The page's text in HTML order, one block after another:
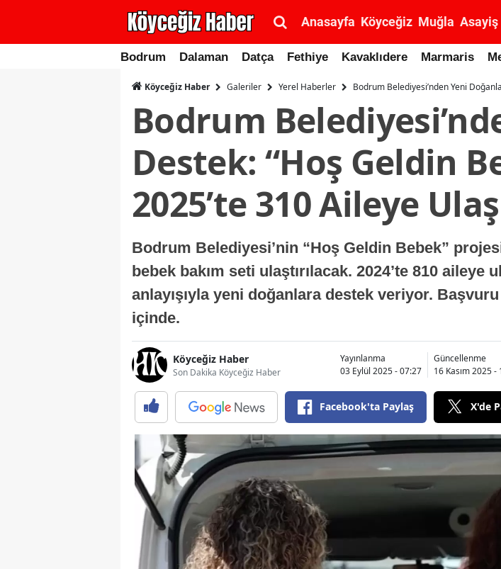
Anasayfa Köyceğiz Muğla Asayiş
Bodrum Dalaman Datça Fethiye Kavaklıdere Marmaris
Köyceğiz Haber Galeriler Yerel Haberler Bodrum Belediyesi’nden Yeni
Bodrum
Destek: “Hoş Geldin
2025’te 310 Aileye
Bodrum Belediyesi’nin “Hoş Geldin Bebek”
bebek bakım seti ulaştırılacak. 2024’te 810
anlayışıyla yeni doğanlara destek veriyor.
içinde.
Köyceğiz Haber
Son Dakika Köyceğiz Haber
Yayınlanma
03 Eylül 2025 - 07:27
Güncellenme
16 Kasım 2025 -
Facebook'ta Paylaş X'de